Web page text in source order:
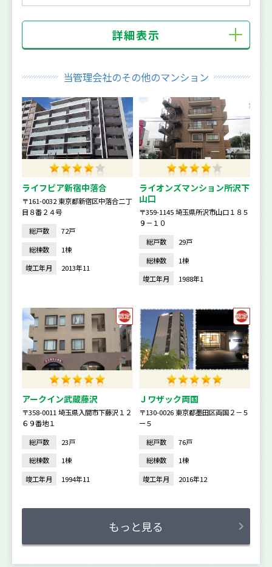
詳細表示
当管理会社のその他のマンション
ライフピア新宿中落合
〒161-0032 東京都新宿区中落合二丁
目８番２４号
総戸数
72戸
総棟数
1棟
竣工年月
2013年11
ライオンズマンション所沢下
山口
〒359-1145 埼玉県所沢市山口１８５
９－１０
総戸数
29戸
総棟数
1棟
竣工年月
1988年1
アークイン武蔵藤沢
〒358-0011 埼玉県入間市下藤沢１２
６９番地１
総戸数
23戸
総棟数
1棟
竣工年月
1994年11
Ｊワザック両国
〒130-0026 東京都墨田区両国２－５
ー５
総戸数
76戸
総棟数
1棟
竣工年月
2016年12
もっと見る